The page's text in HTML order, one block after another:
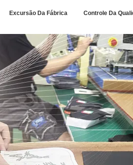
Excursão Da Fábrica Controle Da